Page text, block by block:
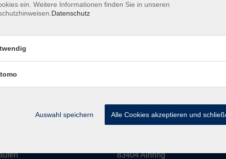
Über uns
in Laufen: vor Ort in Ainring:
83404 Ainring
ein. Weitere Informationen finden Sie in unseren
Datenschutz
Auswahl speichern Alle Cookies akzeptieren und